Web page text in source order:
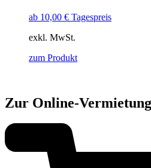
ab 10,00 € Tagespreis
exkl. MwSt.
zum Produkt
Zur Online-Vermietung